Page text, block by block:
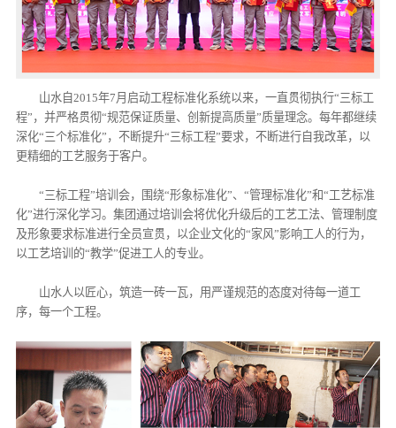
山水自2015年7月启动工程标准化系统以来，一直贯彻执行“三标工
程”，并严格贯彻“规范保证质量、创新提高质量”质量理念。每年都继续
深化“三个标准化”，不断提升“三标工程”要求，不断进行自我改革，以
更精细的工艺服务于客户。
“三标工程”培训会，围绕“形象标准化”、“管理标准化”和“工艺标准
化”进行深化学习。集团通过培训会将优化升级后的工艺工法、管理制度
及形象要求标准进行全员宣贯，以企业文化的“家风”影响工人的行为，
以工艺培训的“教学”促进工人的专业。
山水人以匠心，筑造一砖一瓦，用严谨规范的态度对待每一道工
序，每一个工程。